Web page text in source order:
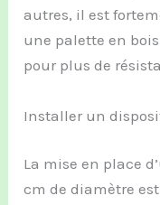
autres, il est
une palette en
pour plus de
Installer un
La mise en place
cm de diamètre